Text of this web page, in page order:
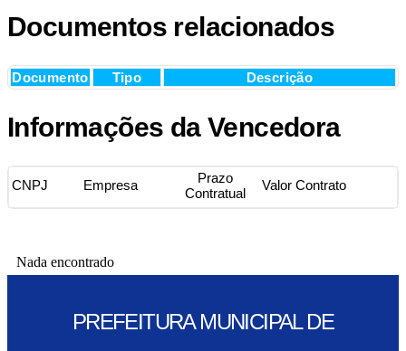
Documentos relacionados
Documento Tipo Descrição
Informações da Vencedora
CNPJ Empresa
Prazo
Contratual
Valor Contrato
Nada encontrado
PREFEITURA MUNICIPAL DE